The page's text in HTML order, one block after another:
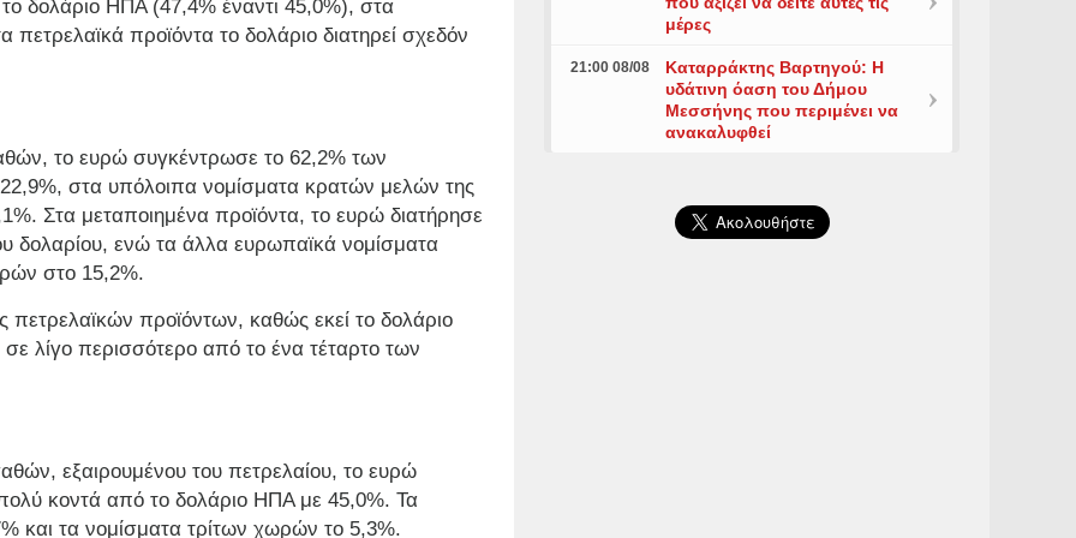
δολάριο ΗΠΑ (47,4% έναντι 45,0%), στα
προϊόντα το δολάριο διατηρεί σχεδόν
το ευρώ συγκέντρωσε το 62,2% των
στα υπόλοιπα νομίσματα κρατών μελών της
Στα μεταποιημένα προϊόντα, το ευρώ διατήρησε
δολαρίου, ενώ τα άλλα ευρωπαϊκά νομίσματα
στο 15,2%.
πετρελαϊκών προϊόντων, καθώς εκεί το δολάριο
σε λίγο περισσότερο από το ένα τέταρτο των
εξαιρουμένου του πετρελαίου, το ευρώ
κοντά από το δολάριο ΗΠΑ με 45,0%. Τα
και τα νομίσματα τρίτων χωρών το 5,3%.
μέρες
21:00 08/08
Καταρράκτης Βαρτηγού: Η
υδάτινη όαση του Δήμου
Μεσσήνης που περιμένει να
ανακαλυφθεί